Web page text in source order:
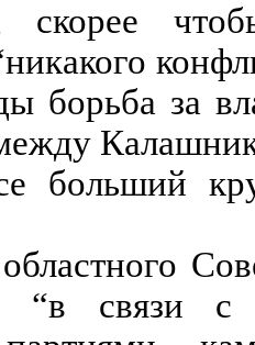
скорее
борьба за
больший
“в связи